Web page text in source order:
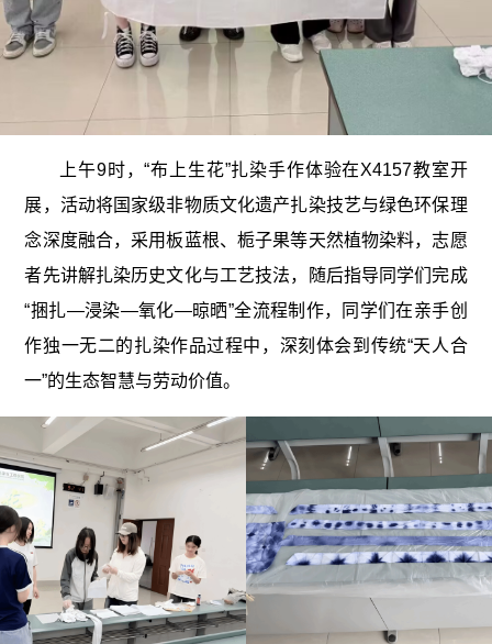
上午9时，“布上生花”扎染手作体验在X4157教室开
展，活动将国家级非物质文化遗产扎染技艺与绿色环保理
念深度融合，采用板蓝根、栀子果等天然植物染料，志愿
者先讲解扎染历史文化与工艺技法，随后指导同学们完成
“捆扎—浸染—氧化—晾晒”全流程制作，同学们在亲手创
作独一无二的扎染作品过程中，深刻体会到传统“天人合
一”的生态智慧与劳动价值。